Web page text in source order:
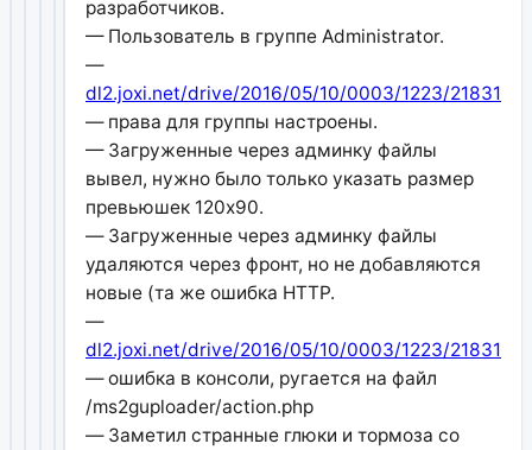
разработчиков.
— Пользователь в группе Administrator.
—
dl2.joxi.net/drive/2016/05/10/0003/1223/218311/
— права для группы настроены.
— Загруженные через админку файлы
вывел, нужно было только указать размер
превьюшек 120x90.
— Загруженные через админку файлы
удаляются через фронт, но не добавляются
новые (та же ошибка HTTP.
—
dl2.joxi.net/drive/2016/05/10/0003/1223/218311/
— ошибка в консоли, ругается на файл
/ms2guploader/action.php
— Заметил странные глюки и тормоза со